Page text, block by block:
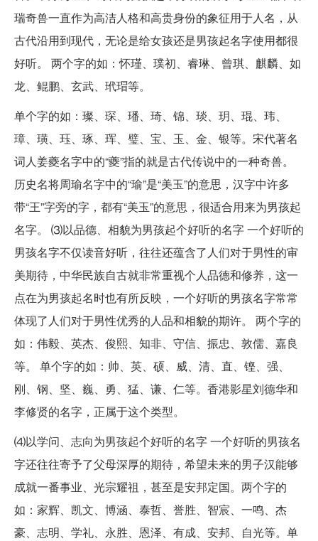
瑞奇兽一直作为高洁人格和高贵身份的象征用于人名，从
古代沿用到现代，无论是给女孩还是男孩起名字使用都很
好听。 两个字的如：怀瑾、璞初、睿琳、曾琪、麒麟、如
龙、鲲鹏、玄武、玳瑁等。
单个字的如：璨、琛、璠、琦、锦、琰、玥、琨、玮、
璋、璜、珏、琢、珲、璧、宝、玉、金、银等。宋代著名
词人姜夔名字中的“夔”指的就是古代传说中的一种奇兽。
历史名将周瑜名字中的“瑜”是“美玉”的意思，汉字中许多
带“王”字旁的字，都有“美玉”的意思，很适合用来为男孩起
名字。 ⑶以品德、相貌为男孩起个好听的名字 一个好听的
男孩名字不仅读音好听，往往还蕴含了人们对于男性的审
美期待，中华民族自古就非常重视个人品德和修养，这一
点在为男孩起名时也有所反映，一个好听的男孩名字常常
体现了人们对于男性优秀的人品和相貌的期许。 两个字的
如：伟毅、英杰、俊熙、知非、守信、振忠、敦儒、嘉良
等。 单个字的如：帅、英、硕、威、清、直、铿、强、
刚、钢、坚、巍、勇、猛、谦、仁等。香港影星刘德华和
李修贤的名字，正属于这个类型。
⑷以学问、志向为男孩起个好听的名字 一个好听的男孩名
字还往往寄予了父母深厚的期待，希望未来的男子汉能够
成就一番事业、光宗耀祖，甚至是安邦定国。两个字的
如：家辉、凯文、博涵、泰哲、誉胜、智宸、一鸣、杰
豪、志明、学礼、永胜、恩泽、有成、安邦、自光等。单